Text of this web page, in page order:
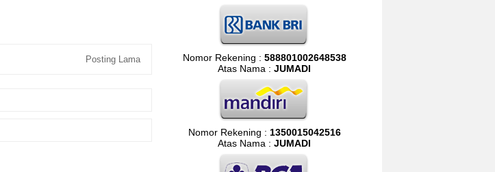
Posting Lama Nomor Rekening : 588801002648538
Atas Nama : JUMADI
Nomor Rekening : 1350015042516
Atas Nama : JUMADI